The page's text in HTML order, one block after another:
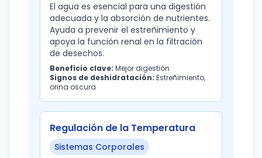
El agua es esencial para una digestión
adecuada y la absorción de nutrientes.
Ayuda a prevenir el estreñimiento y
apoya la función renal en la filtración
de desechos.
Beneficio clave: Mejor digestión
Signos de deshidratación: Estreñimiento,
orina oscura
Regulación de la Temperatura
Sistemas Corporales